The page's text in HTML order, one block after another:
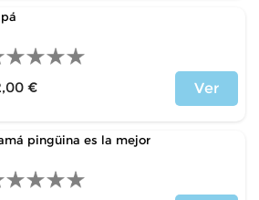
€
Ver
pingüina es la mejor